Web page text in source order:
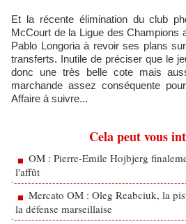
Et la récente élimination du club
McCourt de la Ligue des Champions
Pablo Longoria à revoir ses plans
transferts. Inutile de préciser que le
donc une très belle cote mais
marchande assez conséquente
Affaire à suivre...
Cela peut vous
OM : Pierre-Emile Hojbjerg
l'affût
Mercato OM : Oleg Reabciuk, la
la défense marseillaise